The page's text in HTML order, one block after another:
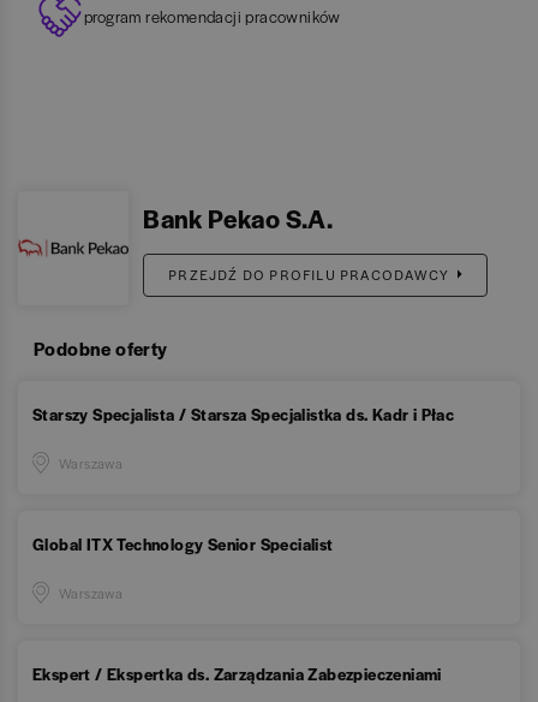
program rekomendacji pracowników
Bank Pekao S.A.
PRZEJDŹ DO PROFILU PRACODAWCY
Podobne oferty
Starszy Specjalista / Starsza Specjalistka ds. Kadr i Płac
Warszawa
Global ITX Technology Senior Specialist
Warszawa
Ekspert / Ekspertka ds. Zarządzania Zabezpieczeniami